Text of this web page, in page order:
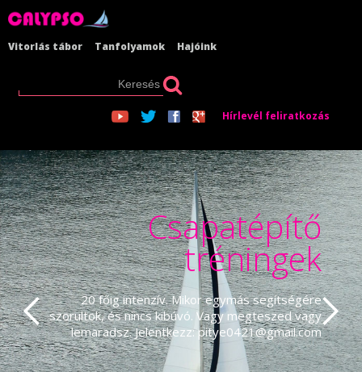
Vitorlás tábor Tanfolyamok Hajóink
Hírlevél feliratkozás
Csapatépítő
tréningek
20 főig intenzív. Mikor egymás segítségére
szorultok, és nincs kibúvó. Vagy megteszed vagy
lemaradsz. Jelentkezz: pitye0421@gmail.com